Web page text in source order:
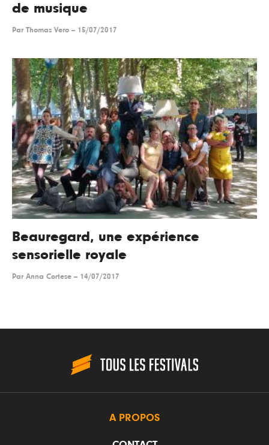
de musique
Par Thomas Vero -- 15/07/2017
Beauregard, une expérience
sensorielle royale
Par Anna Cortese -- 14/07/2017
A PROPOS